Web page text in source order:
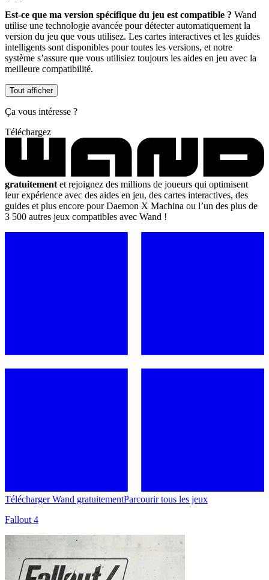
Est-ce que ma version spécifique du jeu est compatible ? Wand
utilise une technologie avancée pour détecter automatiquement la
version du jeu que vous utilisez. Les cartes interactives et les guides
intelligents sont disponibles pour toutes les versions, et notre
système s’assure que vous utilisiez toujours les aides en jeu avec la
meilleure compatibilité.
Tout afficher
Ça vous intéresse ?
Téléchargez
gratuitement et rejoignez des millions de joueurs qui optimisent
leur expérience avec des aides en jeu, des cartes interactives, des
guides et plus encore pour Daemon X Machina ou l’un des plus de
3 500 autres jeux compatibles avec Wand !
Télécharger Wand gratuitementParcourir tous les jeux
Fallout 4